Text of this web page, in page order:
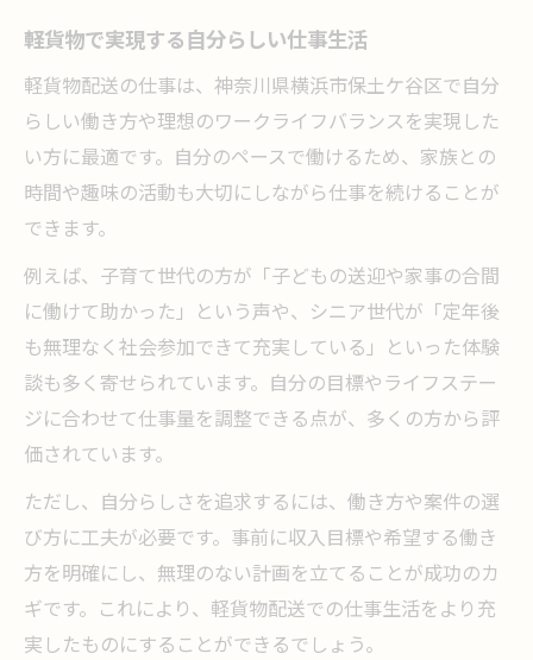
軽貨物で実現する自分らしい仕事生活
軽貨物配送の仕事は、神奈川県横浜市保土ケ谷区で自分
らしい働き方や理想のワークライフバランスを実現した
い方に最適です。自分のペースで働けるため、家族との
時間や趣味の活動も大切にしながら仕事を続けることが
できます。
例えば、子育て世代の方が「子どもの送迎や家事の合間
に働けて助かった」という声や、シニア世代が「定年後
も無理なく社会参加できて充実している」といった体験
談も多く寄せられています。自分の目標やライフステー
ジに合わせて仕事量を調整できる点が、多くの方から評
価されています。
ただし、自分らしさを追求するには、働き方や案件の選
び方に工夫が必要です。事前に収入目標や希望する働き
方を明確にし、無理のない計画を立てることが成功のカ
ギです。これにより、軽貨物配送での仕事生活をより充
実したものにすることができるでしょう。